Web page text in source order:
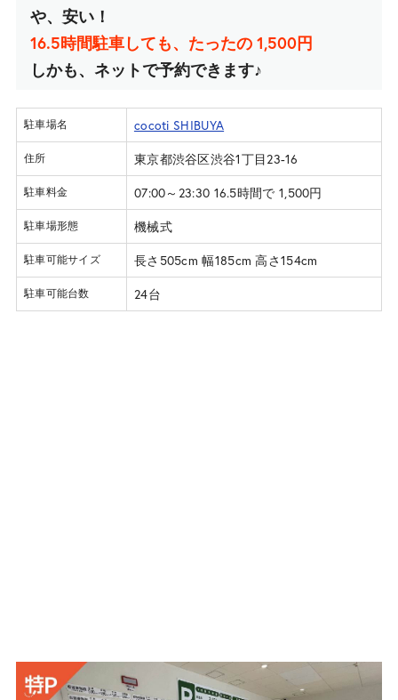
や、安い！
16.5時間駐車しても、たったの 1,500円
しかも、ネットで予約できます♪
駐車場名 cocoti SHIBUYA
住所 東京都渋谷区渋谷1丁目23-16
駐車料金 07:00～23:30 16.5時間で 1,500円
駐車場形態 機械式
駐車可能サイズ 長さ505cm 幅185cm 高さ154cm
駐車可能台数 24台